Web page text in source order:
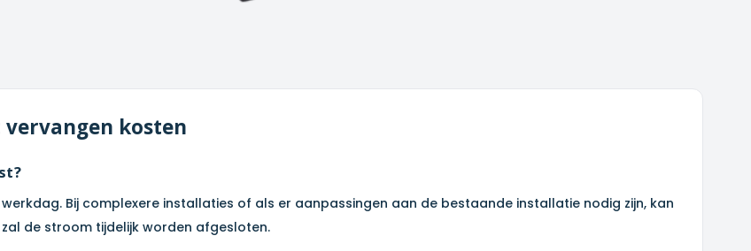
kosten
Bij complexere installaties of als er aanpassingen aan de bestaande installatie nodig zijn, kan
de stroom tijdelijk worden afgesloten.